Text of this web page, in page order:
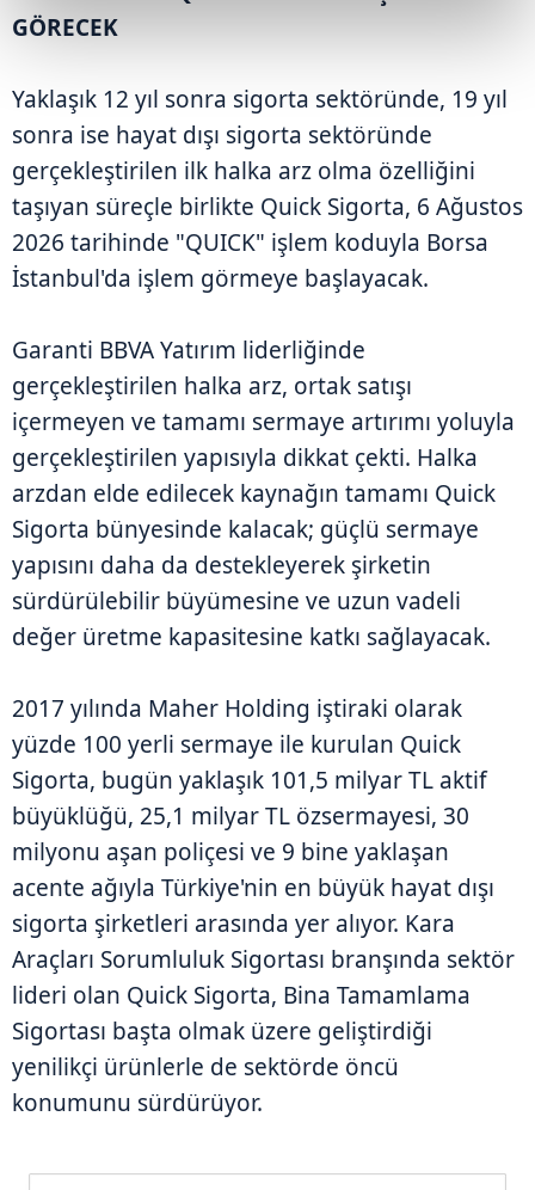
GÖRECEK
Yaklaşık 12 yıl sonra sigorta sektöründe, 19 yıl
sonra ise hayat dışı sigorta sektöründe
gerçekleştirilen ilk halka arz olma özelliğini
taşıyan süreçle birlikte Quick Sigorta, 6 Ağustos
2026 tarihinde "QUICK" işlem koduyla Borsa
İstanbul'da işlem görmeye başlayacak.
Garanti BBVA Yatırım liderliğinde
gerçekleştirilen halka arz, ortak satışı
içermeyen ve tamamı sermaye artırımı yoluyla
gerçekleştirilen yapısıyla dikkat çekti. Halka
arzdan elde edilecek kaynağın tamamı Quick
Sigorta bünyesinde kalacak; güçlü sermaye
yapısını daha da destekleyerek şirketin
sürdürülebilir büyümesine ve uzun vadeli
değer üretme kapasitesine katkı sağlayacak.
2017 yılında Maher Holding iştiraki olarak
yüzde 100 yerli sermaye ile kurulan Quick
Sigorta, bugün yaklaşık 101,5 milyar TL aktif
büyüklüğü, 25,1 milyar TL özsermayesi, 30
milyonu aşan poliçesi ve 9 bine yaklaşan
acente ağıyla Türkiye'nin en büyük hayat dışı
sigorta şirketleri arasında yer alıyor. Kara
Araçları Sorumluluk Sigortası branşında sektör
lideri olan Quick Sigorta, Bina Tamamlama
Sigortası başta olmak üzere geliştirdiği
yenilikçi ürünlerle de sektörde öncü
konumunu sürdürüyor.